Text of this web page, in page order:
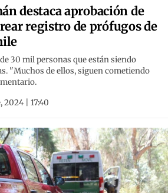
destaca aprobación de
registro de prófugos de
30 mil personas que están siendo
"Muchos de ellos, siguen cometiendo
2024 | 17:40